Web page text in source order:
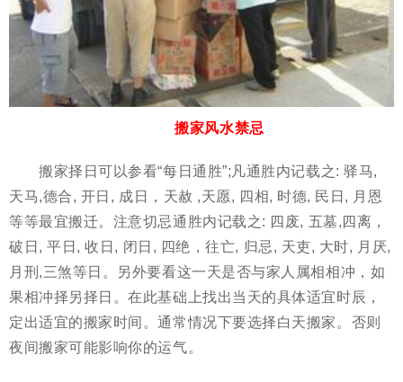
搬家风水禁忌
搬家择日可以参看“每日通胜”;凡通胜内记载之: 驿马,
天马,德合, 开日, 成日，天赦 ,天愿, 四相, 时德, 民日, 月恩
等等最宜搬迁。注意切忌通胜内记载之: 四废, 五墓,四离，
破日, 平日, 收日, 闭日, 四绝，往亡, 归忌, 天吏, 大时, 月厌,
月刑,三煞等日。另外要看这一天是否与家人属相相冲，如
果相冲择另择日。在此基础上找出当天的具体适宜时辰，
定出适宜的搬家时间。通常情况下要选择白天搬家。否则
夜间搬家可能影响你的运气。